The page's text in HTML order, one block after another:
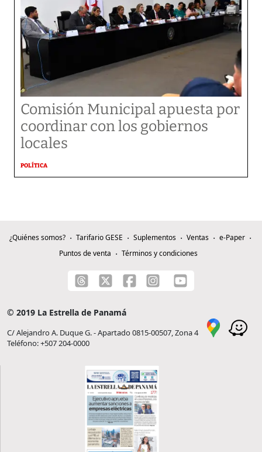
Comisión Municipal apuesta por
coordinar con los gobiernos
locales
POLÍTICA
¿Quiénes somos? Tarifario GESE Suplementos Ventas
e-Paper
Puntos de venta
Términos y condiciones
© 2019 La Estrella de Panamá
C/ Alejandro A. Duque G. - Apartado 0815-00507, Zona 4
Teléfono: +507 204-0000